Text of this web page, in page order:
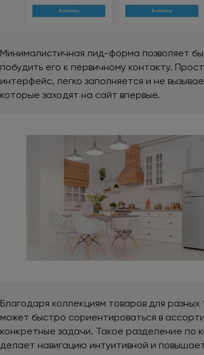
Минималистичная лид-форма позволяет
побудить его к первичному контакту.
интерфейс, легко заполняется и не
которые заходят на сайт впервые.
Благодаря коллекциям товаров для
может быстро сориентироваться в
конкретные задачи. Такое разделение по
делает навигацию интуитивной и